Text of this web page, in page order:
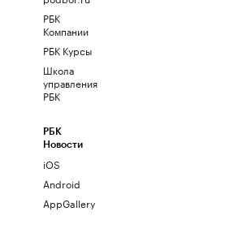
РБК
Компании
РБК Курсы
Школа
управления
РБК
РБК
Новости
iOS
Android
AppGallery